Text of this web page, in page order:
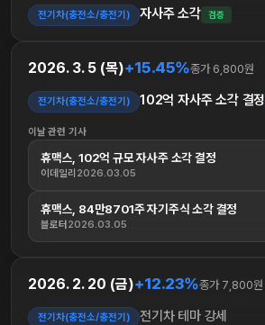
전기차(충전소/충전기) 자사주 소각 검증
2026. 3. 5 (목)+15.45%종가 6,800원
전기차(충전소/충전기) 102억 자사주 소각 결정
이날 관련 기사
휴맥스, 102억 규모 자사주 소각 결정
이데일리 2026.03.05
휴맥스, 84만8701주 자기주식 소각 결정
블로터2026.03.05
2026. 2. 20 (금)+12.23%종가 7,800원
전기차(충전소/충전기) 전기차 테마 강세